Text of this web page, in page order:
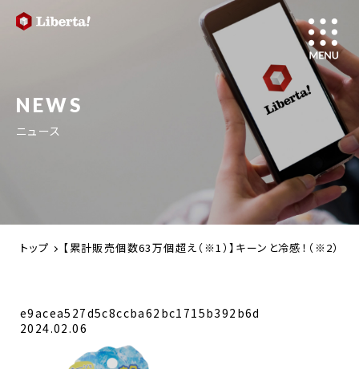
NEWS
ニュース
トップ 【累計販売個数63万個超え（※1）】キーンと冷感！（※2）
e9acea527d5c8ccba62bc1715b392b6d
2024.02.06